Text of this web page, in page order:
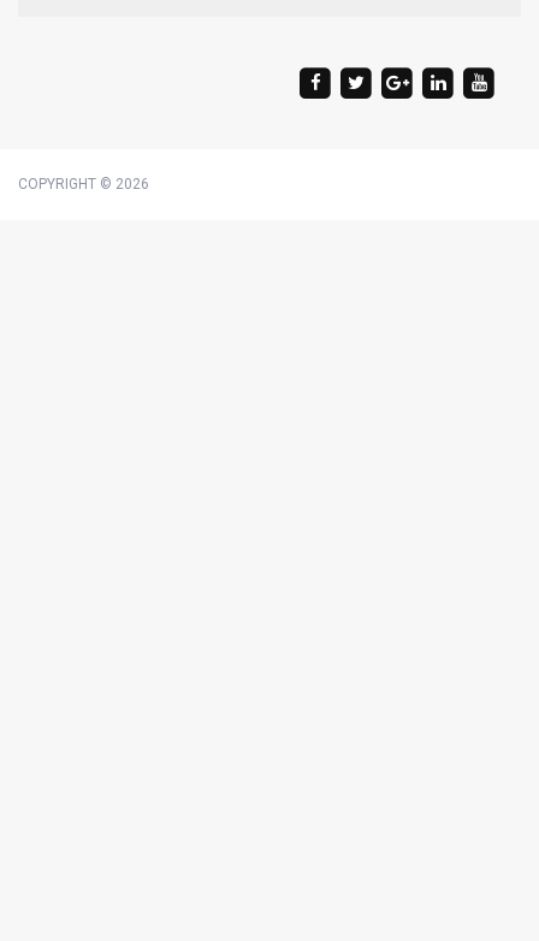
COPYRIGHT © 2026